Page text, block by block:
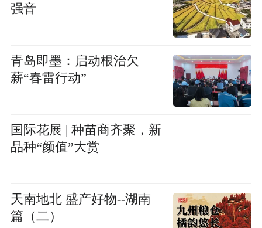
强音
青岛即墨：启动根治欠
薪“春雷行动”
国际花展 | 种苗商齐聚，新
品种“颜值”大赏
天南地北 盛产好物--湖南
篇（二）